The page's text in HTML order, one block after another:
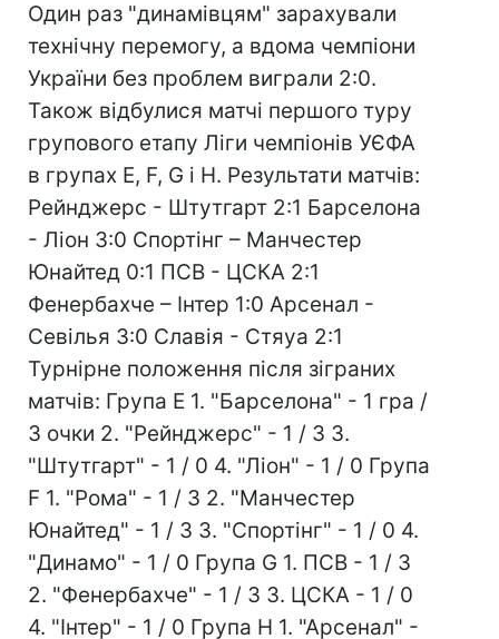
Один раз "динамівцям" зарахували
технічну перемогу, а вдома чемпіони
України без проблем виграли 2:0.
Також відбулися матчі першого туру
групового етапу Ліги чемпіонів УЄФА
в групах Е, F, G і H. Результати матчів:
Рейнджерс - Штутгарт 2:1 Барселона
- Ліон 3:0 Спортінг – Манчестер
Юнайтед 0:1 ПСВ - ЦСКА 2:1
Фенербахче – Інтер 1:0 Арсенал -
Севілья 3:0 Славія - Стяуа 2:1
Турнірне положення після зіграних
матчів: Група Е 1. "Барселона" - 1 гра /
3 очки 2. "Рейнджерс" - 1 / 3 3.
"Штутгарт" - 1 / 0 4. "Ліон" - 1 / 0 Група
F 1. "Рома" - 1 / 3 2. "Манчестер
Юнайтед" - 1 / 3 3. "Спортінг" - 1 / 0 4.
"Динамо" - 1 / 0 Група G 1. ПСВ - 1 / 3
2. "Фенербахче" - 1 / 3 3. ЦСКА - 1 / 0
4. "Інтер" - 1 / 0 Група Н 1. "Арсенал" -